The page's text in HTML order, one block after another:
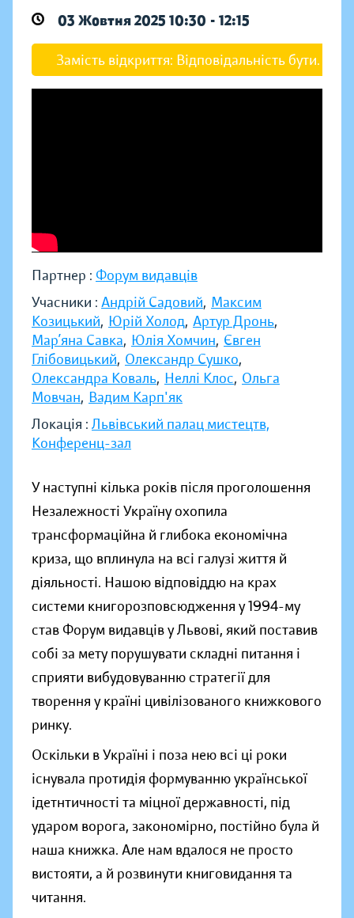
03 Жовтня 2025 10:30 - 12:15
Замість відкриття: Відповідальність бути.
Партнер : Форум видавців
Учасники : Андрій Садовий, Максим
Козицький, Юрій Холод, Артур Дронь,
Мар’яна Савка, Юлія Хомчин, Євген
Глібовицький, Олександр Сушко,
Олександра Коваль, Неллі Клос, Ольга
Мовчан, Вадим Карп'як
Локація : Львівський палац мистецтв,
Конференц-зал
У наступні кілька років після проголошення
Незалежності Україну охопила
трансформаційна й глибока економічна
криза, що вплинула на всі галузі життя й
діяльності. Нашою відповіддю на крах
системи книгорозповсюдження у 1994-му
став Форум видавців у Львові, який поставив
собі за мету порушувати складні питання і
сприяти вибудовуванню стратегії для
творення у країні цивілізованого книжкового
ринку.
Оскільки в Україні і поза нею всі ці роки
існувала протидія формуванню української
ідетнтичності та міцної державності, під
ударом ворога, закономірно, постійно була й
наша книжка. Але нам вдалося не просто
вистояти, а й розвинути книговидання та
читання.